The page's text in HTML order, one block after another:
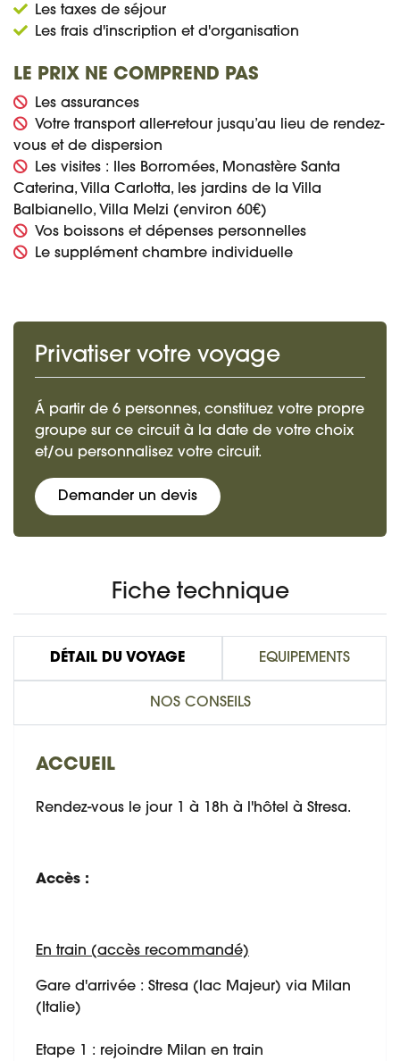
Les taxes de séjour
Les frais d'inscription et d'organisation
LE PRIX NE COMPREND PAS
Les assurances
Votre transport aller-retour jusqu’au lieu de rendez-
vous et de dispersion
Les visites : Iles Borromées, Monastère Santa
Caterina, Villa Carlotta, les jardins de la Villa
Balbianello, Villa Melzi (environ 60€)
Vos boissons et dépenses personnelles
Le supplément chambre individuelle
Privatiser votre voyage
Á partir de 6 personnes, constituez votre propre
groupe sur ce circuit à la date de votre choix
et/ou personnalisez votre circuit.
Demander un devis
Fiche technique
DÉTAIL DU VOYAGE EQUIPEMENTS
NOS CONSEILS
ACCUEIL
Rendez-vous le jour 1 à 18h à l'hôtel à Stresa.
Accès :
En train (accès recommandé)
Gare d'arrivée : Stresa (lac Majeur) via Milan
(Italie)
Etape 1 : rejoindre Milan en train